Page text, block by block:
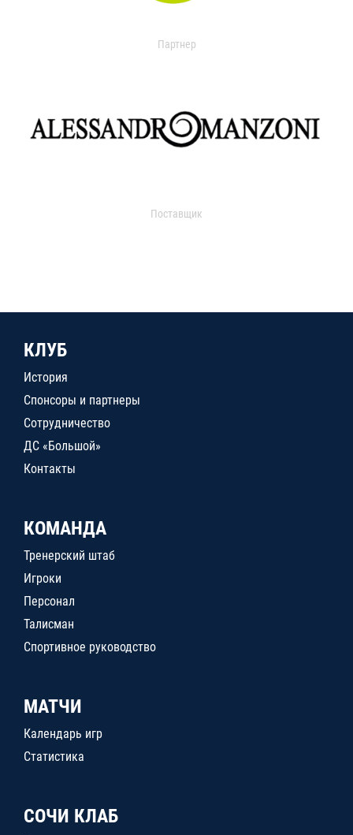
Партнер
Поставщик
КЛУБ
История
Спонсоры и партнеры
Сотрудничество
ДС «Большой»
Контакты
КОМАНДА
Тренерский штаб
Игроки
Персонал
Талисман
Спортивное руководство
МАТЧИ
Календарь игр
Статистика
СОЧИ КЛАБ